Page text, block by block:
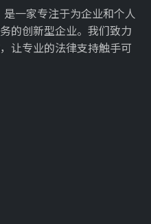
一家专注于为企业和个人
的创新型企业。我们致力
让专业的法律支持触手可